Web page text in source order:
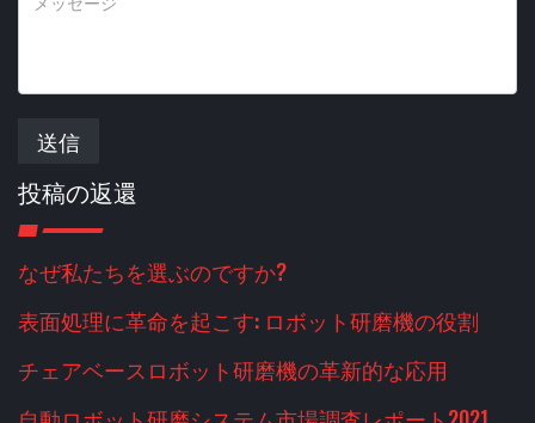
送信
投稿の返還
なぜ私たちを選ぶのですか?
表面処理に革命を起こす: ロボット研磨機の役割
チェアベースロボット研磨機の革新的な応用